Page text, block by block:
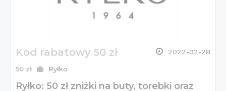
Kod rabatowy 50 zł 2022-02-28
50 zł Ryłko
Ryłko: 50 zł zniżki na buty, torebki oraz